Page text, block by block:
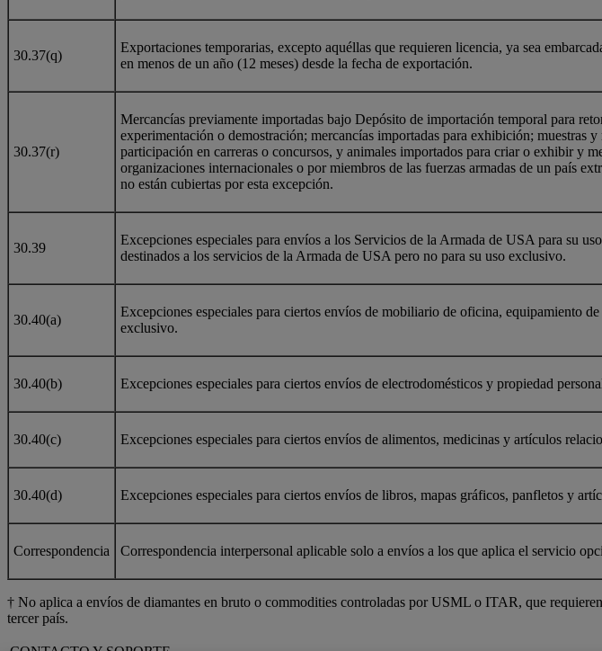
30.37(q)
Exportaciones temporarias, excepto aquéllas que requieren licencia, ya sea
en menos de un año (12 meses) desde la fecha de exportación.
30.37(r)
Mercancías previamente importadas bajo Depósito de importación temporal para
experimentación o demostración; mercancías importadas para exhibición; muestras
participación en carreras o concursos, y animales importados para criar o exhibir y
organizaciones internacionales o por miembros de las fuerzas armadas de un país
no están cubiertas por esta excepción.
30.39
Excepciones especiales para envíos a los Servicios de la Armada de USA para su
destinados a los servicios de la Armada de USA pero no para su uso exclusivo.
30.40(a)
Excepciones especiales para ciertos envíos de mobiliario de oficina, equipamiento
exclusivo.
30.40(b) Excepciones especiales para ciertos envíos de electrodomésticos y propiedad
30.40(c) Excepciones especiales para ciertos envíos de alimentos, medicinas y artículos
30.40(d) Excepciones especiales para ciertos envíos de libros, mapas gráficos, panfletos y
Correspondencia Correspondencia interpersonal aplicable solo a envíos a los que aplica el servicio
† No aplica a envíos de diamantes en bruto o commodities controladas por USML o ITAR, que
tercer país.